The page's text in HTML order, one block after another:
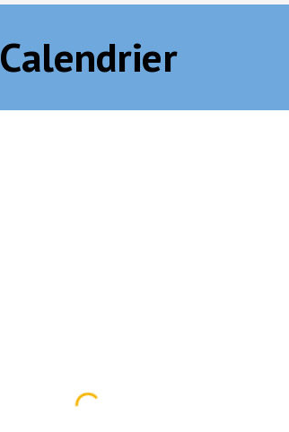
Calendrier